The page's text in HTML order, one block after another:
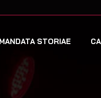
MANDATA STORIAE